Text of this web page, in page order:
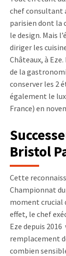
chef consultant
parisien dont la
le design. Mais
diriger les
Châteaux, à
de la
conserver les 2
également le
France) en
Bristol
Cette
Championnat
moment crucial
effet, le chef
Eze depuis
remplacement
combien